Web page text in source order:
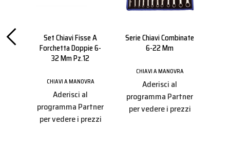
Set Chiavi Fisse A
Forchetta Doppie 6-
32 Mm Pz.12
CHIAVI A MANOVRA
Aderisci al
programma Partner
per vedere i prezzi
Serie Chiavi Combinate
6-22 Mm
CHIAVI A MANOVRA
Aderisci al
programma Partner
per vedere i prezzi